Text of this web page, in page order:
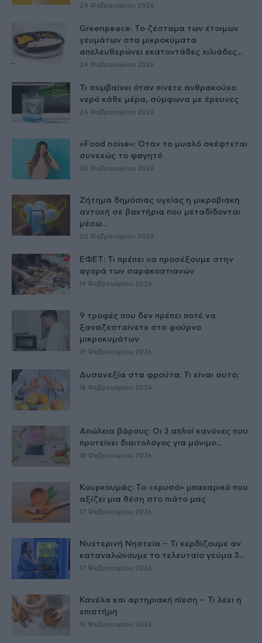
24 Φεβρουαρίου 2026
Greenpeace: Το ζέσταμα των έτοιμων
γευμάτων στα μικροκύματα
απελευθερώνει εκατοντάδες χιλιάδες...
24 Φεβρουαρίου 2026
Τι συμβαίνει όταν πίνετε ανθρακούχο
νερό κάθε μέρα, σύμφωνα με έρευνες
24 Φεβρουαρίου 2026
«Food noise»: Όταν το μυαλό σκέφτεται
συνεχώς το φαγητό
20 Φεβρουαρίου 2026
Ζήτημα δημόσιας υγείας η μικροβιακή
αντοχή σε βακτήρια που μεταδίδονται
μέσω...
20 Φεβρουαρίου 2026
ΕΦΕΤ: Τι πρέπει να προσέξουμε στην
αγορά των σαρακοστιανών
19 Φεβρουαρίου 2026
9 τροφές που δεν πρέπει ποτέ να
ξαναζεσταίνετε στο φούρνο
μικροκυμάτων
19 Φεβρουαρίου 2026
Δυσανεξία στα φρούτα; Τι είναι αυτό;
18 Φεβρουαρίου 2026
Απώλεια βάρους: Οι 3 απλοί κανόνες που
προτείνει διαιτολόγος για μόνιμο...
18 Φεβρουαρίου 2026
Κουρκουμάς: Το «χρυσό» μπαχαρικό που
αξίζει μια θέση στο πιάτο μας
17 Φεβρουαρίου 2026
Νυχτερινή Νηστεία – Τι κερδίζουμε αν
καταναλώνουμε το τελευταίο γεύμα 3...
17 Φεβρουαρίου 2026
Κανέλα και αρτηριακή πίεση – Τι λέει η
επιστήμη
16 Φεβρουαρίου 2026